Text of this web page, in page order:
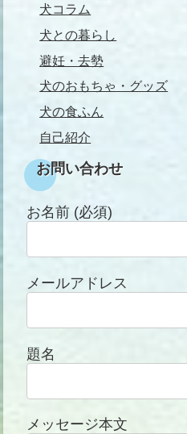
犬コラム
犬との暮らし
避妊・去勢
犬のおもちゃ・グッズ
犬の食ふん
自己紹介
お問い合わせ
お名前 (必須)
メールアドレス
題名
メッセージ本文